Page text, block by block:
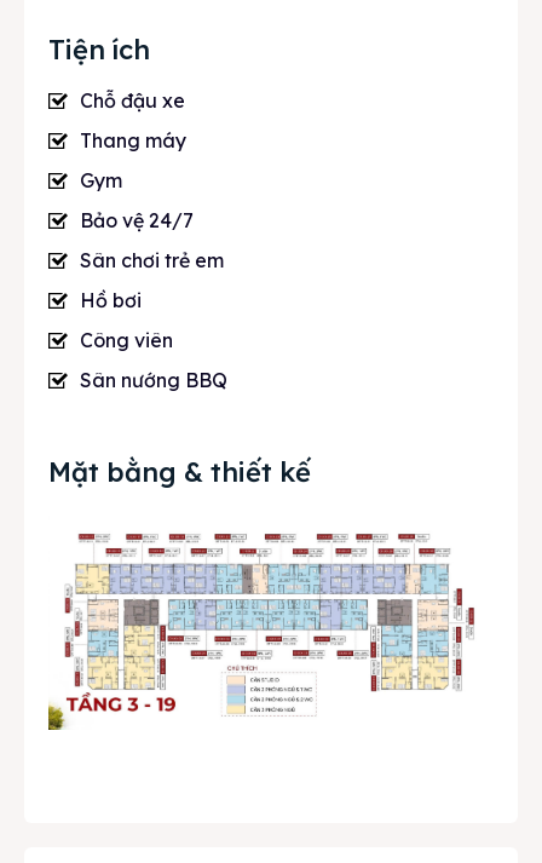
Tiện ích
Chỗ đậu xe
Thang máy
Gym
Bảo vệ 24/7
Sân chơi trẻ em
Hồ bơi
Công viên
Sân nướng BBQ
Mặt bằng & thiết kế